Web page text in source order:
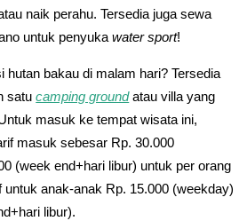
naik perahu. Tersedia juga sewa
untuk penyukawater sport!
hutan bakau di malam hari? Tersedia
satucamping groundatau villa yang
masuk ke tempat wisata ini,
masuk sebesar Rp. 30.000
(week end+hari libur) untuk per orang
anak-anak Rp. 15.000 (weekday)
libur).